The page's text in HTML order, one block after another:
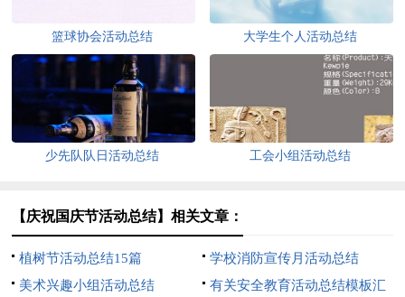
篮球协会活动总结 大学生个人活动总结
少先队队日活动总结 工会小组活动总结
【庆祝国庆节活动总结】相关文章：
植树节活动总结15篇
学校消防宣传月活动总结
美术兴趣小组活动总结
有关安全教育活动总结模板汇